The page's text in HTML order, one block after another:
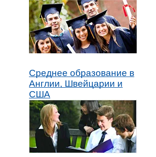
Среднее образование в
Англии, Швейцарии и
США